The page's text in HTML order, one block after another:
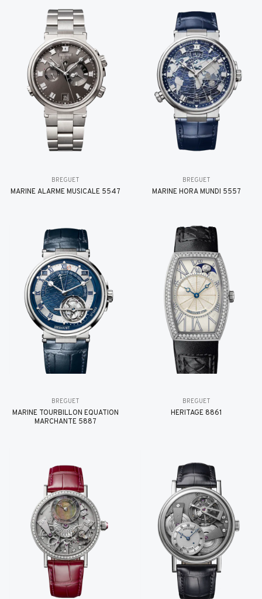
BREGUET
MARINE ALARME MUSICALE 5547
BREGUET
MARINE HORA MUNDI 5557
BREGUET
MARINE TOURBILLON ÉQUATION
MARCHANTE 5887
BREGUET
HÉRITAGE 8861